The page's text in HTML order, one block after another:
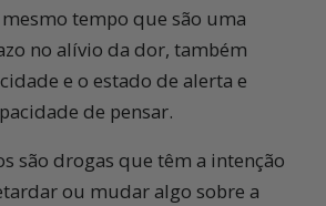
tempo que são uma
no alívio da dor, também
e o estado de alerta e
de pensar.
são drogas que têm a intenção
ou mudar algo sobre a